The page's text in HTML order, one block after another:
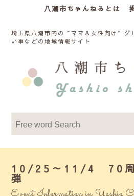
八潮市ちゃんねるとは
埼玉県八潮市内の“ママ＆女性向け”グ
い事などの地域情報サイト
10/25～11/4 70周
弾